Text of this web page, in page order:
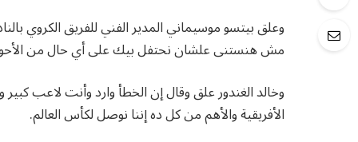
وعلق بيتسو موسيماني المدير الفني للفريق الكروي
مش هنستنى علشان نحتفل بيك على أي حال من
وخالد الغندور علق وقال إن الخطأ وارد وأنت لاعب
الأفريقية والأهم من كل ده إننا نوصل لكأس العالم.